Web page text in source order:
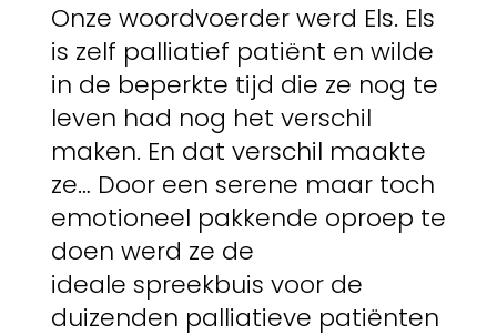
Onze woordvoerder werd Els. Els
is zelf palliatief patiënt en wilde
in de beperkte tijd die ze nog te
leven had nog het verschil
maken. En dat verschil maakte
ze… Door een serene maar toch
emotioneel pakkende oproep te
doen werd ze de
ideale spreekbuis voor de
duizenden palliatieve patiënten